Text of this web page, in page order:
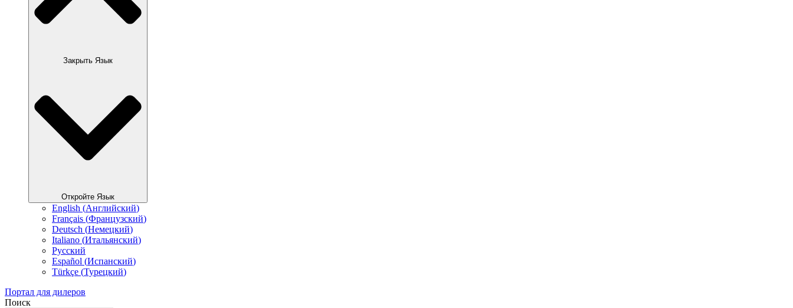
Закрыть Язык
Откройте Язык
English (Английский)
Français (Французский)
Deutsch (Немецкий)
Italiano (Итальянский)
Русский
Español (Испанский)
Türkçe (Турецкий)
Портал для дилеров
Поиск